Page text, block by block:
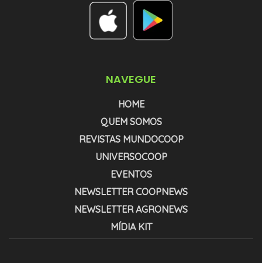
NAVEGUE
HOME
QUEM SOMOS
REVISTAS MUNDOCOOP
UNIVERSOCOOP
EVENTOS
NEWSLETTER COOPNEWS
NEWSLETTER AGRONEWS
MÍDIA KIT